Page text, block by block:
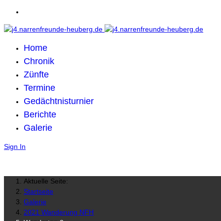
Home
Chronik
Zünfte
Termine
Gedächtnisturnier
Berichte
Galerie
Sign In
Aktuelle Seite:
Startseite
Galerie
2021 Wanderung NFH